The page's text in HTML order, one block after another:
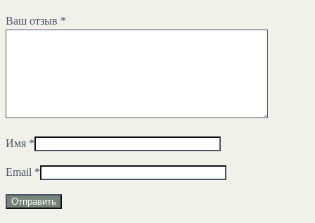
Ваш отзыв *
Имя *
Email *